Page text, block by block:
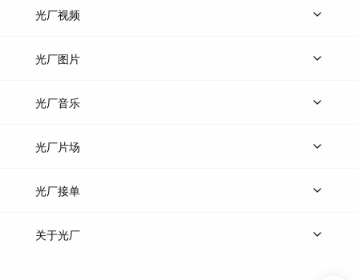
光厂视频
上传视频
光厂图片
上传图片
光厂音乐
热门音乐
光厂片场
上传案例
光厂接单
上架服务
关于光厂